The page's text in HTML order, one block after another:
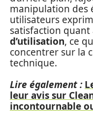
manipulation des
utilisateurs
satisfaction quant
d’utilisation, ce
concentrer sur la
technique.
Lire également :
leur avis sur
incontournable